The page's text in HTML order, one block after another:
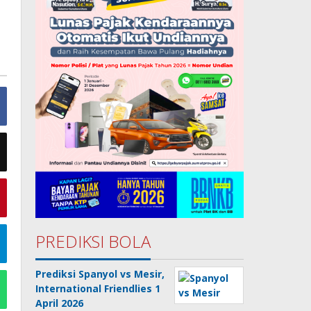
PREDIKSI BOLA
Prediksi Spanyol vs Mesir,
International Friendlies 1
April 2026